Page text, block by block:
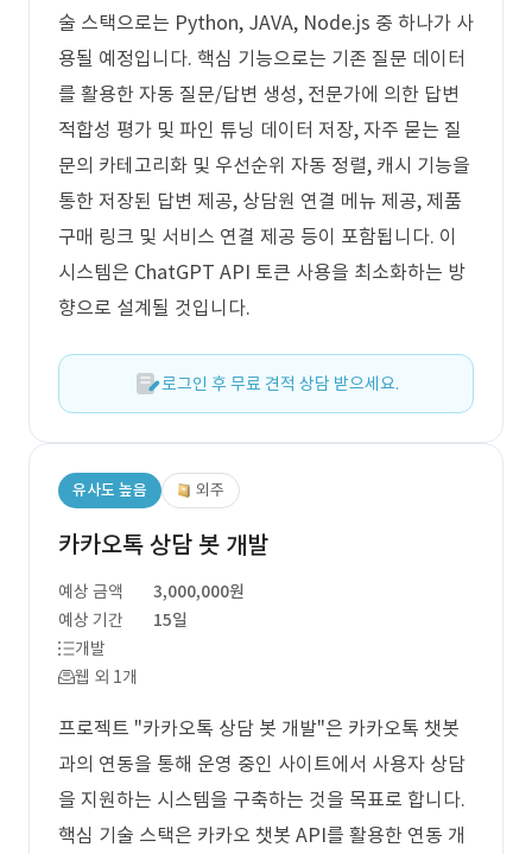
술 스택으로는 Python, JAVA, Node.js 중 하나가 사
용될 예정입니다. 핵심 기능으로는 기존 질문 데이터
를 활용한 자동 질문/답변 생성, 전문가에 의한 답변
적합성 평가 및 파인 튜닝 데이터 저장, 자주 묻는 질
문의 카테고리화 및 우선순위 자동 정렬, 캐시 기능을
통한 저장된 답변 제공, 상담원 연결 메뉴 제공, 제품
구매 링크 및 서비스 연결 제공 등이 포함됩니다. 이
시스템은 ChatGPT API 토큰 사용을 최소화하는 방
향으로 설계될 것입니다.
로그인 후 무료 견적 상담 받으세요.
유사도 높음 외주
카카오톡 상담 봇 개발
예상 금액
3,000,000원
예상 기간
15일
개발
웹 외 1개
프로젝트 "카카오톡 상담 봇 개발"은 카카오톡 챗봇
과의 연동을 통해 운영 중인 사이트에서 사용자 상담
을 지원하는 시스템을 구축하는 것을 목표로 합니다.
핵심 기술 스택은 카카오 챗봇 API를 활용한 연동 개